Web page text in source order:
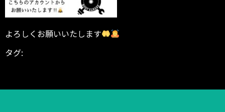
よろしくお願いいたします
タグ:
市 東中川町 ヒノキビル